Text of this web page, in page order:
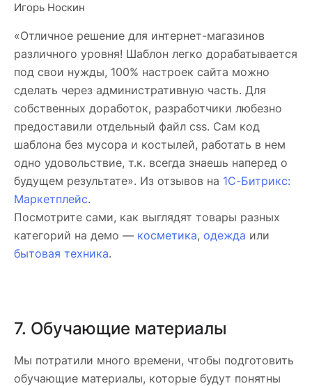
Игорь Носкин
«Отличное решение для интернет-магазинов
различного уровня! Шаблон легко дорабатывается
под свои нужды, 100% настроек сайта можно
сделать через административную часть. Для
собственных доработок, разработчики любезно
предоставили отдельный файл css. Сам код
шаблона без мусора и костылей, работать в нем
одно удовольствие, т.к. всегда знаешь наперед о
будущем результате». Из отзывов на 1С-Битрикс:
Маркетплейс.
Посмотрите сами, как выглядят товары разных
категорий на демо — косметика, одежда или
бытовая техника.
7. Обучающие материалы
Мы потратили много времени, чтобы подготовить
обучающие материалы, которые будут понятны